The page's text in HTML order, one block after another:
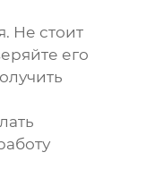
Не стоит
его